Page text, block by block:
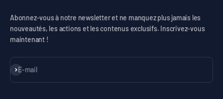
Abonnez-vous à notre newsletter et ne manquez plus jamais les
nouveautés, les actions et les contenus exclusifs. Inscrivez-vous
maintenant !
E-mail
S'inscrire